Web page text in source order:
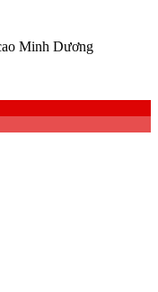
Minh Dương